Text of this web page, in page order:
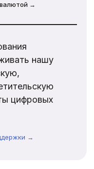
→
нашу
цифровых
→